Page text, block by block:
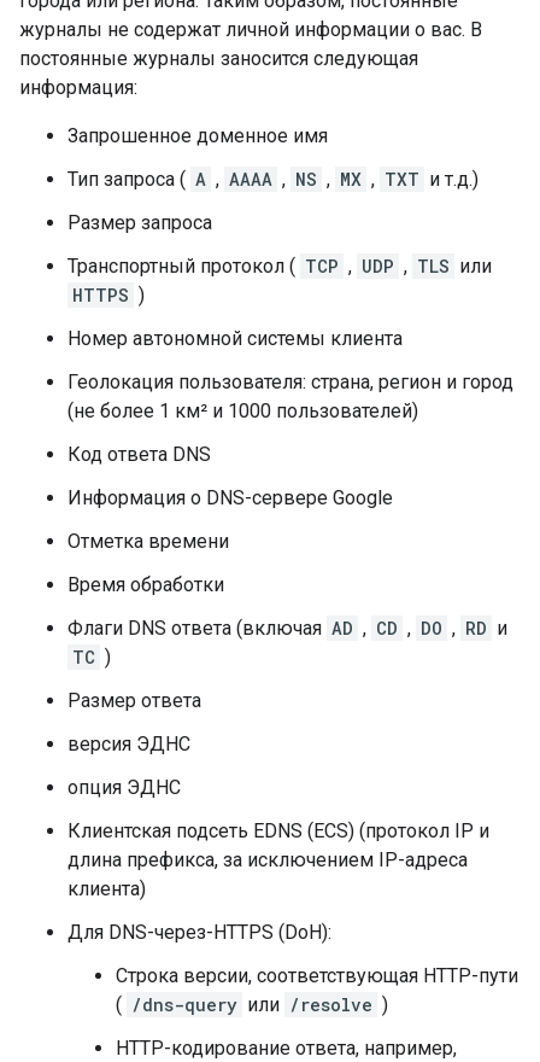
журналы не содержат личной информации о вас. В
постоянные журналы заносится следующая
информация:
Запрошенное доменное имя
Тип запроса ( A , AAAA , NS , MX , TXT и т.д.)
Размер запроса
Транспортный протокол ( TCP , UDP , TLS или
HTTPS )
Номер автономной системы клиента
Геолокация пользователя: страна, регион и город
(не более 1 км² и 1000 пользователей)
Код ответа DNS
Информация о DNS-сервере Google
Отметка времени
Время обработки
Флаги DNS ответа (включая AD , CD , DO , RD и
TC )
Размер ответа
версия ЭДНС
опция ЭДНС
Клиентская подсеть EDNS (ECS) (протокол IP и
длина префикса, за исключением IP-адреса
клиента)
Для DNS-через-HTTPS (DoH):
Строка версии, соответствующая HTTP-пути
( /dns-query или /resolve )
HTTP-кодирование ответа, например,